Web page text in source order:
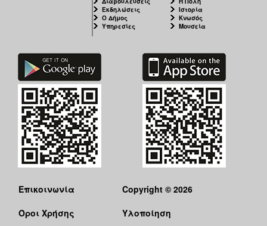
Εκδηλώσεις
Ο Δήμος
Υπηρεσίες
Ιστορία
Κνωσός
Μουσεία
Επικοινωνία
Όροι Χρήσης
Copyright © 2026
Υλοποίηση